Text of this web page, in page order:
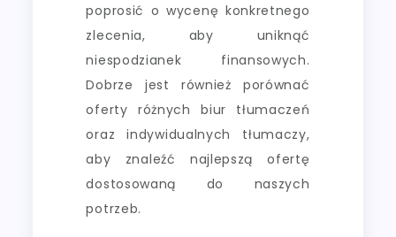
poprosić o wycenę konkretnego
zlecenia, aby uniknąć
niespodzianek finansowych.
Dobrze jest również porównać
oferty różnych biur tłumaczeń
oraz indywidualnych tłumaczy,
aby znaleźć najlepszą ofertę
dostosowaną do naszych
potrzeb.